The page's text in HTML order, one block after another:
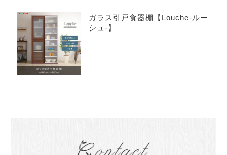
ガラス引戸食器棚【Louche-ルー
シュ-】